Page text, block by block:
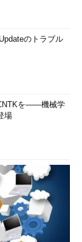
のトラブル
を――機械学
場